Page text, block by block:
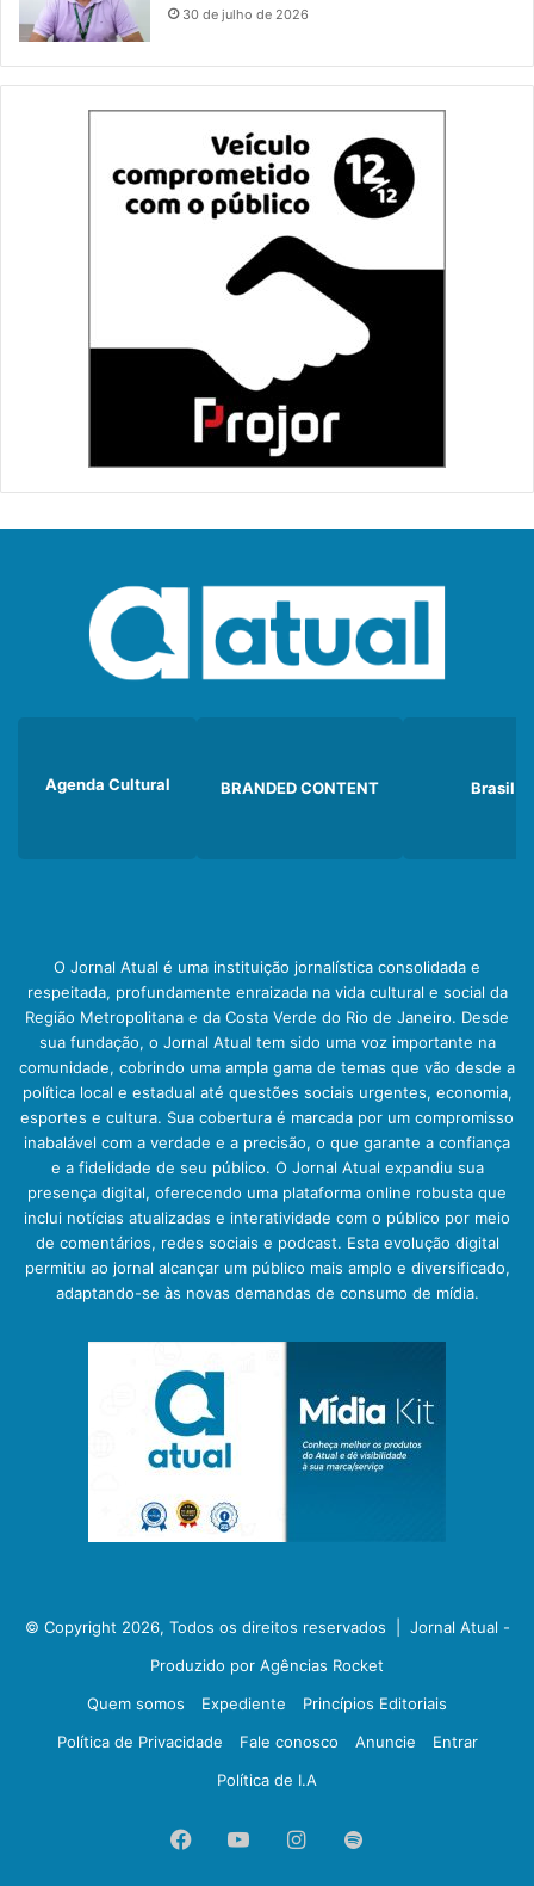
30 de julho de 2026
Agenda Cultural BRANDED CONTENT Brasil
O Jornal Atual é uma instituição jornalística consolidada e
respeitada, profundamente enraizada na vida cultural e social da
Região Metropolitana e da Costa Verde do Rio de Janeiro. Desde
sua fundação, o Jornal Atual tem sido uma voz importante na
comunidade, cobrindo uma ampla gama de temas que vão desde a
política local e estadual até questões sociais urgentes, economia,
esportes e cultura. Sua cobertura é marcada por um compromisso
inabalável com a verdade e a precisão, o que garante a confiança
e a fidelidade de seu público. O Jornal Atual expandiu sua
presença digital, oferecendo uma plataforma online robusta que
inclui notícias atualizadas e interatividade com o público por meio
de comentários, redes sociais e podcast. Esta evolução digital
permitiu ao jornal alcançar um público mais amplo e diversificado,
adaptando-se às novas demandas de consumo de mídia.
© Copyright 2026, Todos os direitos reservados | Jornal Atual -
Produzido por Agências Rocket
Quem somos
Expediente
Princípios Editoriais
Política de Privacidade
Fale conosco Anuncie
Entrar
Política de I.A
FacebookYouTubeInstagram
Spotify